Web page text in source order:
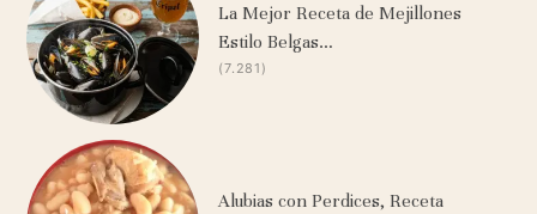
La Mejor Receta de Mejillones
Estilo Belgas…
(7.281)
Alubias con Perdices, Receta